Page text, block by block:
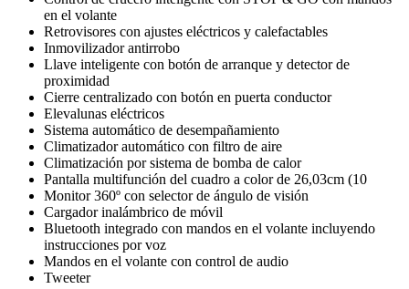
en el volante
Retrovisores con ajustes eléctricos y calefactables
Inmovilizador antirrobo
Llave inteligente con botón de arranque y detector de
proximidad
Cierre centralizado con botón en puerta conductor
Elevalunas eléctricos
Sistema automático de desempañamiento
Climatizador automático con filtro de aire
Climatización por sistema de bomba de calor
Pantalla multifunción del cuadro a color de 26,03cm (10
Monitor 360º con selector de ángulo de visión
Cargador inalámbrico de móvil
Bluetooth integrado con mandos en el volante incluyendo
instrucciones por voz
Mandos en el volante con control de audio
Tweeter